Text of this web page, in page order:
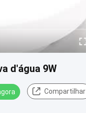
d'água 9W
Compartilhar